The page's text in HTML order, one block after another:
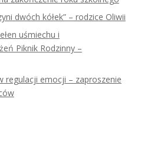
dwóch kółek” – rodzice Oliwii
uśmiechu i
Piknik Rodzinny –
regulacji emocji – zaproszenie